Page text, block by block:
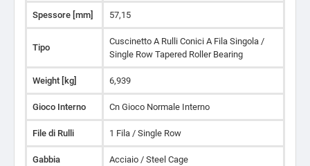
Spessore [mm] 57,15
Tipo
Cuscinetto A Rulli Conici A Fila Singola /
Single Row Tapered Roller Bearing
Weight [kg] 6,939
Gioco Interno Cn Gioco Normale Interno
File di Rulli 1 Fila / Single Row
Gabbia Acciaio / Steel Cage